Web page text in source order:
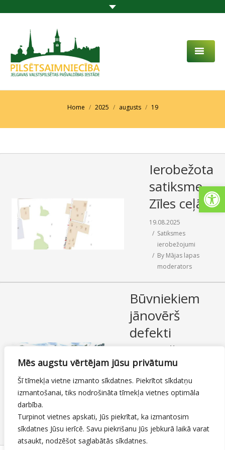
Mēs augstu vērtējam jūsu privātumu
Šī tīmekļa vietne izmanto sīkdatnes. Piekrītot sīkdatņu
izmantošanai, tiks nodrošināta tīmekļa vietnes optimāla
darbība.
Turpinot vietnes apskati, Jūs piekrītat, ka izmantosim
sīkdatnes Jūsu ierīcē. Savu piekrišanu Jūs jebkurā laikā varat
atsaukt, nodzēšot saglabātās sīkdatnes.
PAR MUMS
SABIEDRĪBAS LĪDZDALĪBA
KONTAKTI
SAZIŅA
Home 2025 augusts 19
Ierobežota
satiksme
Zīles ceļā
19.08.2025
Satiksmes
ierobežojumi
By Mājas lapas
moderators
Būvniekiem
jānovērš
defekti
garantijas
objektos
19.08.2025
Ielas, ietves un veloceliņi
ByMājas lapas
moderators